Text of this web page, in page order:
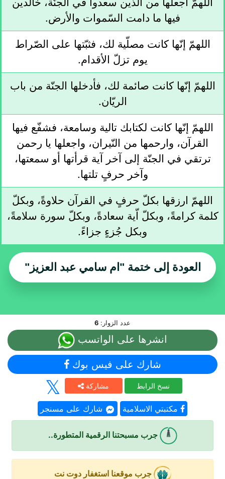
فيها ما دامت السّموات والأرض.
اللهمّ إنّها كانت مصلّية لك، فثبّتها على الصّراط
يوم تزلّ الأقدام.
اللهمّ إنّها كانت صائمة لك، فأدخلها الجنّة من باب
الريّان.
اللهمّ إنّها كانت لكتابك تالية وسامعة، فشفّع فيها
القرآن، وارحمها من النّيران، واجعلها يا رحمن
ترتقي في الجنّة إلى آخر آية قرأتها أو سمعتها،
وآخر حرفٍ تلتها.
اللهمّ ارزقها بكلّ حرفٍ في القرآن حلاوةً، وبكلّ
كلمة كرامةً، وبكلّ اّية سعادةً، وبكلّ سورة سلامةً،
وبكل جُزءٍ جزاءً.
العودة إلى ختمة "ام سامي عبد العزيز"
عدد الزوار: 6
انشرها على الواتسب
شارك على فيس بوك
مشاركة نسخ الرابط
شارك على مسنجر مكتبتي الاسلامية
جرب مسبحتنا الرقمية المتطورة..
جرب موقعنا استغفار دوت نت